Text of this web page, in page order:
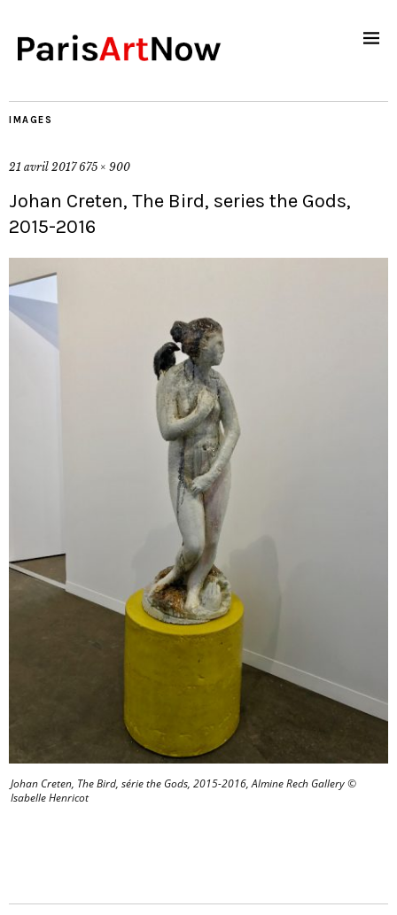
IMAGES
21 avril 2017 675 × 900
Johan Creten, The Bird, series the Gods,
2015-2016
Johan Creten, The Bird, série the Gods, 2015-2016, Almine Rech Gallery ©
Isabelle Henricot